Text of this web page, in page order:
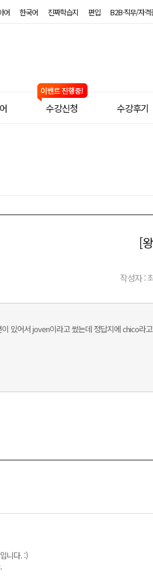
어 한국어 진짜학습지 편입 B2B·직무/자격
수강신청 수강후기
[
작성자 :
있어서 joven이라고 썼는데 정답지에 chico라
니다. :)